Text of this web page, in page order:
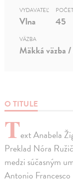
O TITULE
Text Anabela
Preklad Nóra
medzi súčasným
Antonio
VYDAVATEĽ
Vlna 45
VÄZBA
Mäkká väzba